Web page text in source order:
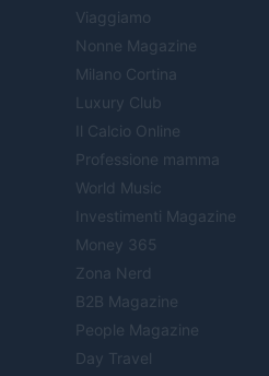
Viaggiamo
Nonne Magazine
Milano Cortina
Luxury Club
Il Calcio Online
Professione mamma
World Music
Investimenti Magazine
Money 365
Zona Nerd
B2B Magazine
People Magazine
Day Travel